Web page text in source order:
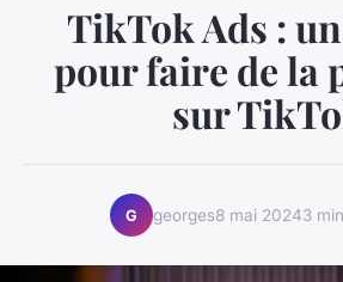
TikTok Ads :
pour faire de la
sur
G georges8 mai 20243